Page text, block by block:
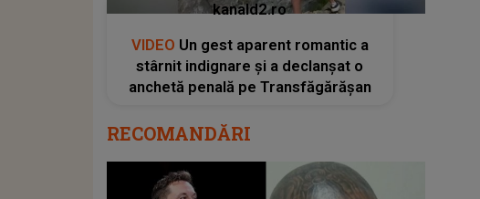
kanald2.ro
VIDEO Un gest aparent romantic a
stârnit indignare și a declanșat o
anchetă penală pe Transfăgărășan
RECOMANDĂRI